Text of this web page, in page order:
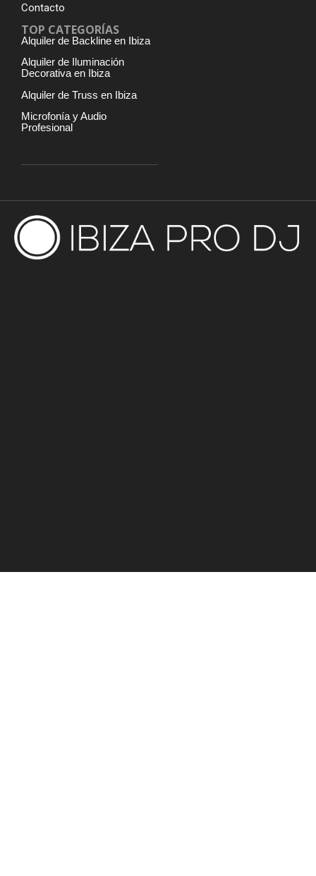
Contacto
TOP CATEGORÍAS
Alquiler de Backline en Ibiza
Alquiler de Iluminación
Decorativa en Ibiza
Alquiler de Truss en Ibiza
Microfonía y Audio
Profesional